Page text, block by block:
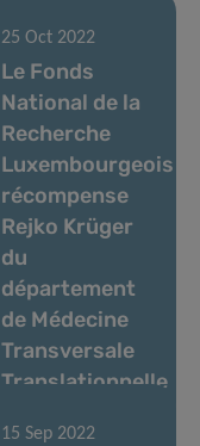
26 Oct 2022
Lancement du
livre « Precision
Health »
25 Oct 2022
Le Fonds
National de la
Recherche
Luxembourgeois
récompense
Rejko Krüger
du
département
de Médecine
Transversale
Translationnelle
15 Sep 2022